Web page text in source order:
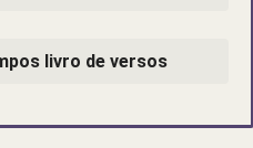
livro de versos